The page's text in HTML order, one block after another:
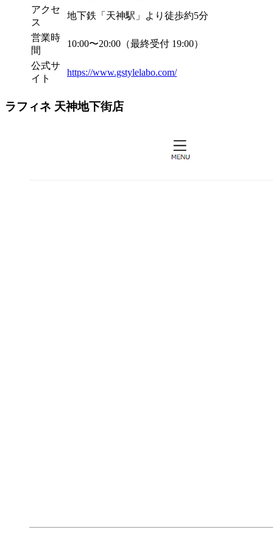
アクセ
ス
地下鉄「天神駅」より徒歩約5分
営業時
間
10:00〜20:00（最終受付 19:00）
公式サ
イト
https://www.gstylelabo.com/
ラフィネ 天神地下街店